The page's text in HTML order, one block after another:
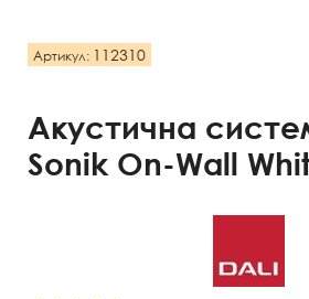
Артикул: 112310
Акустична
Sonik On-Wall